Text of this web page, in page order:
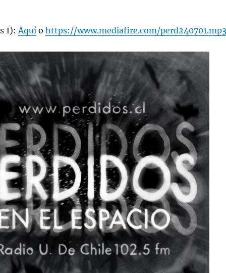
1):Aquío https://www.mediafire.com/perd240701.mp3